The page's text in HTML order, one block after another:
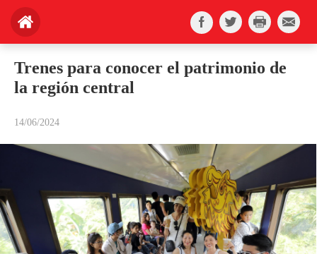
Trenes para conocer el patrimonio de
la región central
14/06/2024